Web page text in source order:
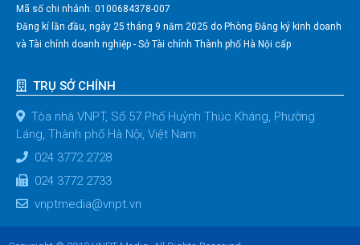
Mã số chi nhánh: 0100684378-007
Đăng kí lần đầu, ngày 25 tháng 9 năm 2025 do Phòng Đăng ký kinh doanh
và Tài chính doanh nghiệp - Sở Tài chính Thành phố Hà Nội cấp
TRỤ SỞ CHÍNH
Tòa nhà VNPT, Số 57 Phố Huỳnh Thúc Kháng, Phường
Láng, Thành phố Hà Nội, Việt Nam.
024 3772 2728
024 3772 2733
vnptmedia@vnpt.vn